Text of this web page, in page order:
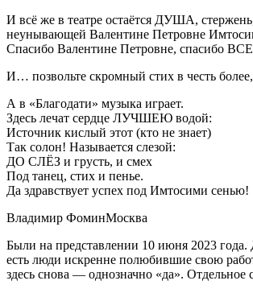
И всё же в театре остаётся ДУША,
неунывающей Валентине Петровне
Спасибо Валентине Петровне, спасибо
И… позвольте скромный стих в честь
А в «Благодати» музыка играет.
Здесь лечат сердце ЛУЧШЕЮ водой:
Источник кислый этот (кто не знает)
Так солон! Называется слезой:
ДО СЛЁЗ и грусть, и смех
Под танец, стих и пенье.
Да здравствует успех под Имтосими сенью!
Владимир ФоминМосква
Были на представлении 10 июня 2023 года.
есть люди искренне полюбившие свою
здесь снова — однозначно «да». Отдельное